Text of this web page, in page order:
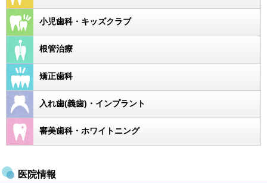
小児歯科・キッズクラブ
根管治療
矯正歯科
入れ歯(義歯)・インプラント
審美歯科・ホワイトニング
医院情報